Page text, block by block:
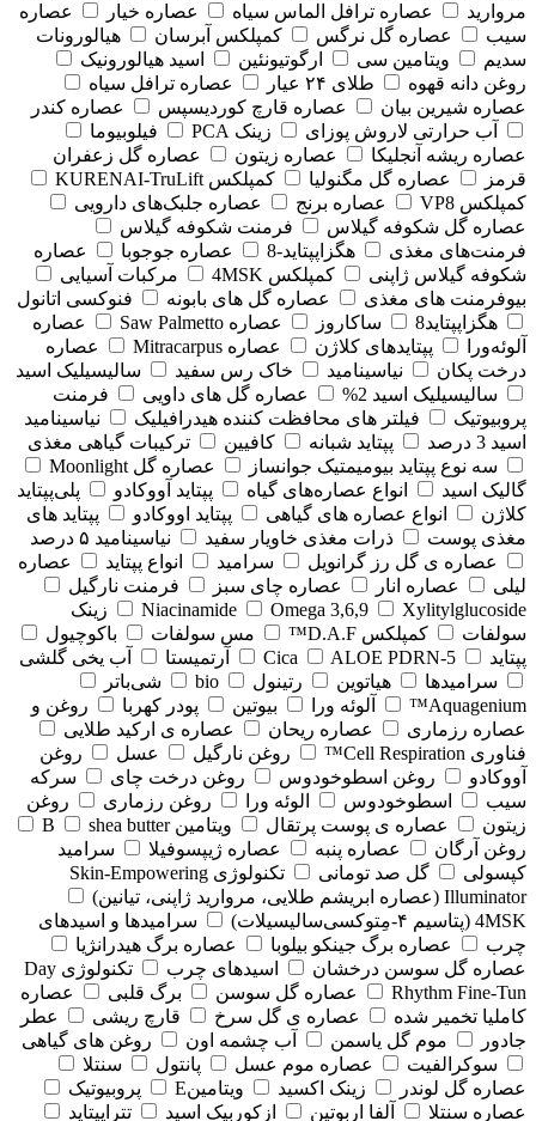
مروارید
عصاره ترافل الماس سیاه عصاره خیار
عصاره
سیب
عصاره گل نرگس کمپلکس آبرسان
هیالورونات
سدیم
ویتامین سی ارگوتیونئین
اسید هیالورونیک
روغن دانه قهوه
طلای ۲۴ عیار
عصاره ترافل سیاه
عصاره شیرین بیان
عصاره قارچ کوردیسپس
عصاره کندر
آب حرارتی لاروش پوزای
زینک PCA
فیلوبیوما
عصاره ریشه آنجلیکا
عصاره زیتون
عصاره گل زعفران
قرمز
عصاره گل مگنولیا
کمپلکس KURENAI-TruLift
کمپلکس VP8
عصاره برنج
عصاره جلبک‌های دارویی
عصاره گل شکوفه گیلاس
فرمنت شکوفه گیلاس
فرمنت‌های مغذی
هگزاپپتاید-8 عصاره جوجوبا
عصاره
شکوفه گیلاس ژاپنی
کمپلکس 4MSK
مرکبات آسیایی
بیوفرمنت های مغذی
عصاره گل های بابونه
فنوکسی اتانول
هگزاپپتاید8
ساکاروز عصاره Saw Palmetto
عصاره
آلوئه‌ورا
پپتایدهای کلاژن عصاره Mitracarpus
عصاره
درخت پکان
نیاسینامید خاک رس سفید
سالیسیلیک اسید
سالیسیلیک اسید 2%
عصاره گل های داویی
فرمنت
پروبیوتیک
فیلتر های محافظت کننده هیدرافیلیک
نیاسینامید
اسید 3 درصد
پپتاید شبانه کافیین
ترکیبات گیاهی مغذی
سه نوع پپتاید بیومیمتیک جوانساز
عصاره گل Moonlight
گالیک اسید
انواع عصاره‌های گیاه پپتاید آووکادو
پلی‌پپتاید
کلاژن
انواع عصاره های گیاهی پپتاید اووکادو
پپتاید های
مغذی پوست
ذرات مغذی خاویار سفید
نیاسینامید ۵ درصد
عصاره ی گل رز گرانویل
سرامید انواع پپتاید
عصاره
لیلی
عصاره انار عصاره چای سبز
فرمنت نارگیل
Niacinamide
Omega 3,6,9 Xylitylglucoside
زینک
سولفات
کمپلکس D.A.F™ مس سولفات
باکوچیول
پپتاید
5-Cica
ALOE PDRN آرتمیستا
آب یخی گلشی
سرامیدها
هیاتوین رتینول bio
شی‌باتر
Aquagenium™
آلوئه ورا بیوتین پودر کهربا
روغن و
عصاره رزماری
عصاره ریحان
عصاره ی ارکید طلایی
فناوری Cell Respiration™
روغن نارگیل عسل
روغن
آووکادو
روغن اسطوخودوس روغن درخت چای
سرکه
سیب
اسطوخودوس الوئه ورا روغن رزماری
روغن
زیتون
عصاره ی پوست پرتقال ویتامین Bshea butter
روغن آرگان
عصاره پنبه عصاره ژیپسوفیلا
سرامید
کپسولی
گل صد تومانی
تکنولوژی Skin-Empowering
Illuminator (عصاره ابریشم طلایی، مروارید ژاپنی، تیانین)
4MSK (پتاسیم ۴‑مِتوکسی‌سالیسیلات)
سرامیدها و اسیدهای
چرب
عصاره برگ جینکو بیلوبا
عصاره برگ هیدرانژیا
عصاره گل سوسن درخشان
اسیدهای چرب
تکنولوژی Day
Rhythm Fine‑Tun
عصاره گل سوسن برگ قلبی
عصاره
کاملیا تخمیر شده
عصاره ی گل سرخ قارچ ریشی
عطر
جادور
موم گل یاسمن آب چشمه اون
روغن های گیاهی
سوکرالفیت
عصاره موم عسل پانتول
سنتلا
عصاره گل لوندر
زینک اکسید ویتامینE
پروبیوتیک
عصاره سنتلا
آلفا اربوتین ازکوربیک اسید تتراپپتاید